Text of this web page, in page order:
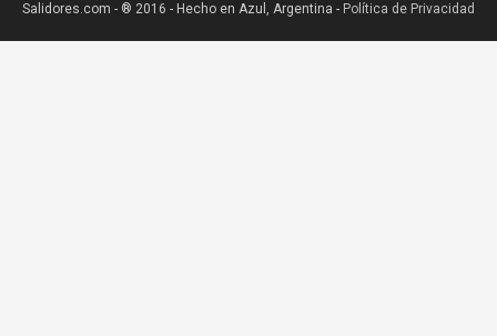
Salidores.com - ® 2016 - Hecho en Azul, Argentina - Política de Privacidad